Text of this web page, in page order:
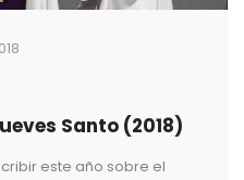
Santo (2018)
este año sobre el